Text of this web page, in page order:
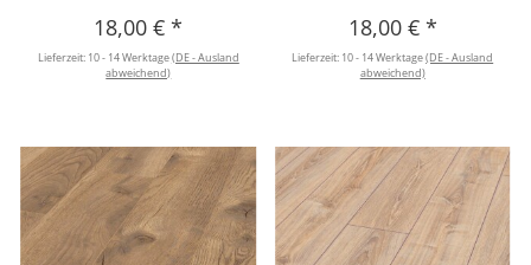
18,00 €*
Lieferzeit: 10 - 14 Werktage(DE - Ausland
abweichend)
18,00 € *
Lieferzeit: 10 - 14 Werktage(DE - Ausland
abweichend)